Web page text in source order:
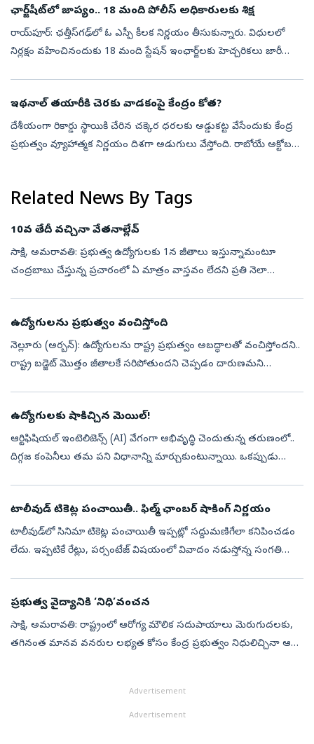
ఛార్జ్‌షీట్‌లో జాప్యం.. 18 మంది పోలీస్‌ అధికారులకు శిక్ష
రాయ్‌పూర్‌: ఛత్తీస్‌గఢ్‌లో ఓ ఎస్పీ కీలక నిర్ణయం తీసుకున్నారు. విధులలో
నిర్లక్షం వహించినందుకు 18 మంది స్టేషన్‌ ఇంఛార్జ్‌లకు హెచ్చరికలు జారీ
ఇథనాల్‌ తయారీకి చెరకు వాడకంపై కేంద్రం కోత?
దేశీయంగా రికార్డు స్థాయికి చేరిన చక్కెర ధరలకు అడ్డుకట్ట వేసేందుకు కేంద్ర
ప్రభుత్వం వ్యూహాత్మక నిర్ణయం దిశగా అడుగులు వేస్తోంది. రాబోయే అక్టోబరు
Related News By Tags
10వ తేదీ వచ్చినా వేతనాల్లేవ్‌
సాక్షి, అమరావతి: ప్రభుత్వ ఉద్యోగులకు 1న జీతాలు ఇస్తున్నామంటూ
చంద్రబాబు చేస్తు­న్న ప్రచారంలో ఏ మాత్రం వాస్తవం లేదని ప్రతి నెలా
ఉద్యోగులను ప్రభుత్వం వంచిస్తోంది
నెల్లూరు (అర్బన్‌): ఉద్యోగులను రాష్ట్ర ప్రభుత్వం అబద్ధాలతో వంచిస్తోందని..
రాష్ట్ర బడ్జెట్‌ మొత్తం జీతాలకే సరిపోతుందని చెప్పడం దారుణమని
ఉద్యోగులకు షాకిచ్చిన మెయిల్!
ఆర్టిఫిషియల్ ఇంటెలిజెన్స్ (AI) వేగంగా అభివృద్ధి చెందుతున్న తరుణంలో..
దిగ్గజ కంపెనీలు తమ పని విధానాన్ని మార్చుకుంటున్నాయి. ఒకప్పుడు
టాలీవుడ్ టికెట్ల పంచాయితీ.. ఫిల్మ్ ఛాంబర్ షాకింగ్ నిర్ణయం
టాలీవుడ్‌లో సినిమా టికెట్ల పంచాయితీ ఇప్పట్లో సద్దుమణిగేలా కనిపించడం
లేదు. ఇప్పటికే రేట్లు, పర్సంటేజ్‌ విషయంలో వివాదం నడుస్తోన్న సంగతి
ప్రభుత్వ వైద్యానికి ‘నిధి’వంచన
సాక్షి, అమరావతి: రాష్ట్రంలో ఆరోగ్య మౌలిక సదుపాయాలు మెరుగుదలకు,
తగినంత మానవ వనరుల లభ్యత కోసం కేంద్ర ప్రభుత్వం నిధులిచ్చినా ఆ
Advertisement
Advertisement